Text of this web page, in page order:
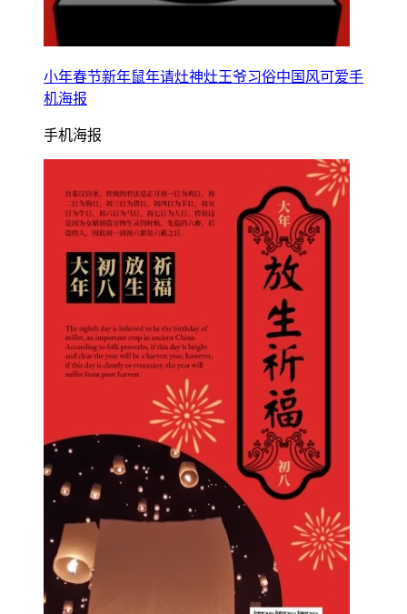
小年春节新年鼠年请灶神灶王爷习俗中国风可爱手
机海报
手机海报